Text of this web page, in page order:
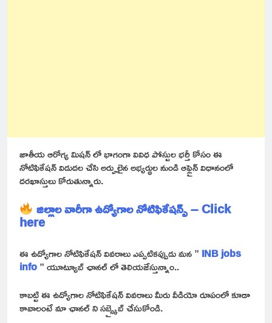
జాతీయ ఆరోగ్య మిషన్ లో భాగంగా వివిధ పోస్టుల భర్తీ కోసం ఈ
నోటిఫికేషన్ విడుదల చేసి అర్హులైన అభ్యర్థుల నుండి ఆఫ్లైన్ విధానంలో
దరఖాస్తులు కోరుతున్నారు.
జిల్లాల వారీగా ఉద్యోగాల నోటిఫికేషన్స్ – Click
here
ఈ ఉద్యోగాల నోటిఫికేషన్ వివరాలు ఎప్పటికప్పుడు మన ” INB jobs
info” యూట్యూబ్ ఛానల్ లో తెలియజేస్తున్నాం..
కాబట్టి ఈ ఉద్యోగాల నోటిఫికేషన్ వివరాలు మీరు వీడియో రూపంలో కూడా
కావాలంటే మా ఛానల్ ని సబ్స్క్రైబ్ చేసుకోండి.